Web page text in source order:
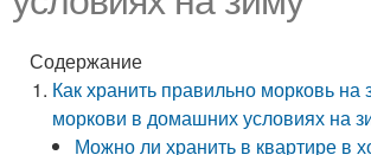
Содержание
Как хранить правильно морковь
моркови в домашних условиях на
Можно ли хранить в квартире в